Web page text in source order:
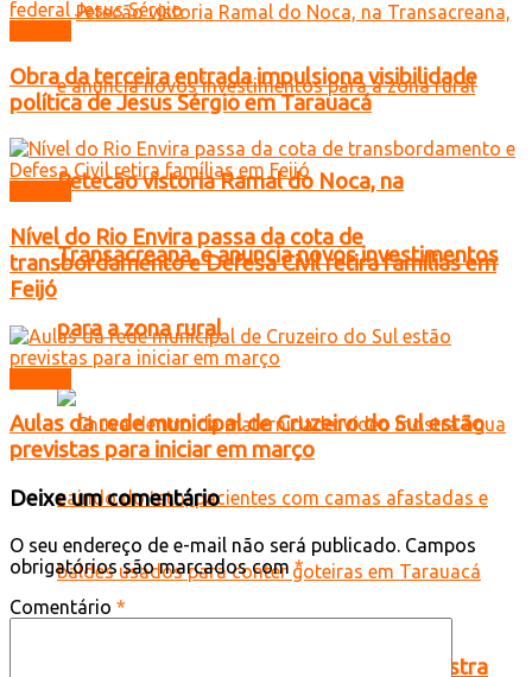
Petecão vistoria Ramal do Noca, na
Transacreana, e anuncia novos investimentos
para a zona rural
Chuva dentro da maternidade: vídeo mostra
Obra da terceira entrada impulsiona visibilidade
política de Jesus Sérgio em Tarauacá
Nível do Rio Envira passa da cota de
transbordamento e Defesa Civil retira famílias em
Feijó
Aulas da rede municipal de Cruzeiro do Sul estão
previstas para iniciar em março
Deixe um comentário
O seu endereço de e-mail não será publicado. Campos
obrigatórios são marcados com*
Comentário *